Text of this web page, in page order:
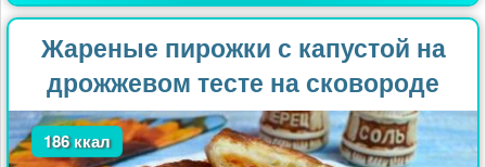
Жареные пирожки с капустой на
дрожжевом тесте на сковороде
186 ккал